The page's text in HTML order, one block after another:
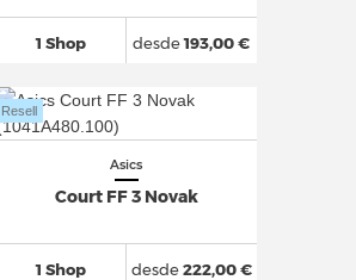
1 Shop desde193,00 €
Asics
Court FF 3 Novak
1 Shop
Resell
desde222,00 €